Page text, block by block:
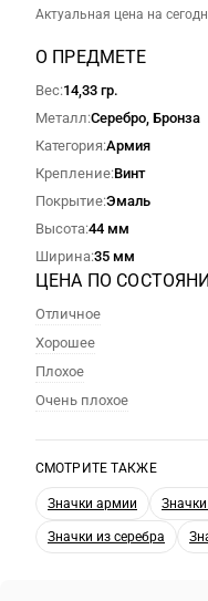
Актуальная цена на
О ПРЕДМЕТЕ
Вес 14,33 гр.
Металл Серебро, Бронза
Категория Армия
Крепление Винт
Покрытие Эмаль
Высота 44 мм
Ширина 35 мм
ЦЕНА ПО
Отличное
Хорошее
Плохое
Очень плохое
СМОТРИТЕ ТАКЖЕ
Значки армии
Значки из серебра